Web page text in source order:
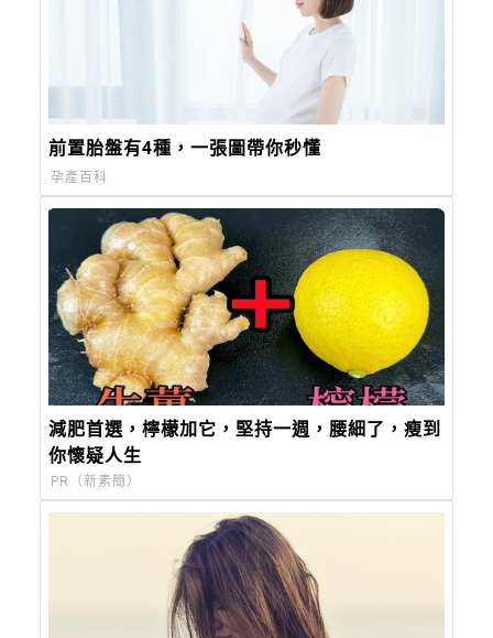
前置胎盤有4種，一張圖帶你秒懂
孕產百科
減肥首選，檸檬加它，堅持一週，腰細了，瘦到
你懷疑人生
PR（新素簡）